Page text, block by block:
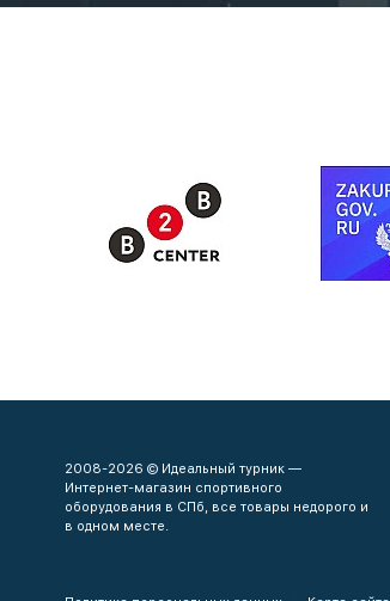
2008-2026 © Идеальный турник —
Интернет-магазин спортивного
оборудования в СПб, все товары недорого и
в одном месте.